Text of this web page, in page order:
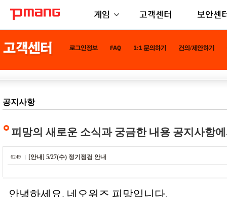
게임 고객센터 보안센
공지사항
피망의 새로운 소식과 궁금한 내용 공지사항
6249 [안내] 5/27(수) 정기점검 안내
안녕하세요. 네오위즈 피망입니다.